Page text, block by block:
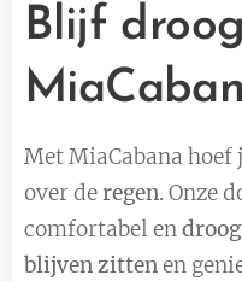
Blijf
Met MiaCabana hoef
over deregen. Onze
comfortabel endroog
blijven zittenen